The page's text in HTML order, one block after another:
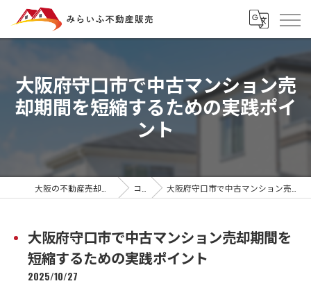
大阪府守口市で中古マンション売
却期間を短縮するための実践ポイ
ント
コラム 大阪府守口市で中古マンション売却期間を短縮するための実践ポイント
大阪府守口市で中古マンション売却期間を
短縮するための実践ポイント
2025/10/27